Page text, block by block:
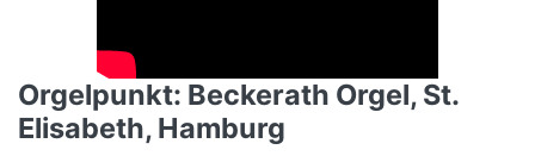
Orgelpunkt: Beckerath Orgel, St.
Elisabeth, Hamburg